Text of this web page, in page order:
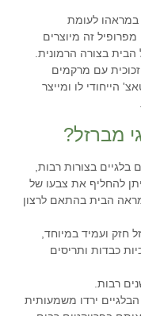
במראהו לעומת
זה מיוצרים
הבית בצורה הרמונית.
עם מרקמים
הייחודי לו ומייצר
מברזל?
בלגיים בצורות רבות,
להחליף את צבעו של
הבית בהתאם לרצון
חזק ועמיד במיוחד,
כבדות ותריסים
רבות.
ירדו משמעותית